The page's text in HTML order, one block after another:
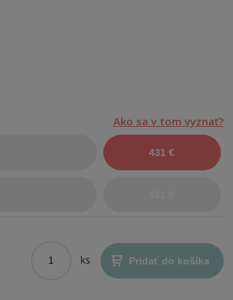
Ako sa v tom vyznať?
431 €
ks Pridať do košíka